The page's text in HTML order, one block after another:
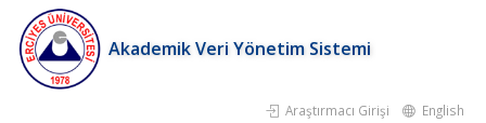
Akademik Veri Yönetim Sistemi
Araştırmacı Girişi English